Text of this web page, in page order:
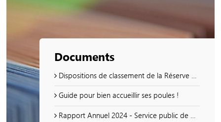
Documents
Dispositions de classement de la Réserve naturelle régionale du savart de la Folie
Guide pour bien accueillir ses poules !
Rapport Annuel 2024 - Service public de prévention et de gestion des déchets ménagers et assimilés